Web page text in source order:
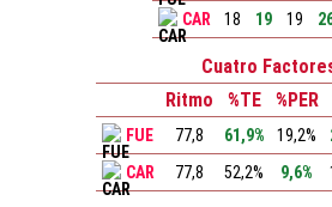
CAR
18 19 19
Cuatro
Ritmo
%TE %PER
FUE 77,8 61,9% 19,2%
CAR
77,8 52,2% 9,6%